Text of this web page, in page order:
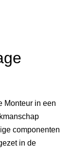
Monteur in een
componenten
in de